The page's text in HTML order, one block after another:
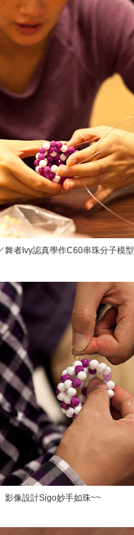
舞者Ivy認真學作C60串珠分子模型
影像設計Sigo妙手如珠~~